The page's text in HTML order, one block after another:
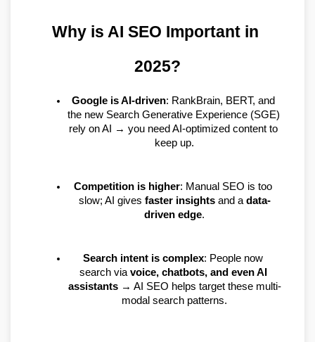
Why is AI SEO Important in
2025?
Google is AI-driven: RankBrain, BERT, and
the new Search Generative Experience (SGE)
rely on AI → you need AI-optimized content to
keep up.
Competition is higher: Manual SEO is too
slow; AI gives faster insights and a data-
driven edge.
Search intent is complex: People now
search via voice, chatbots, and even AI
assistants → AI SEO helps target these multi-
modal search patterns.